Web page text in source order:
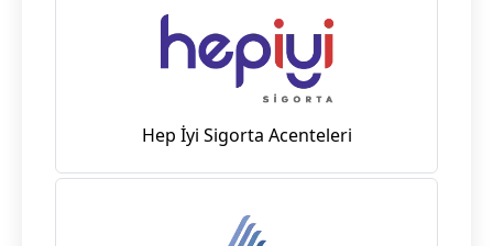
Hep İyi Sigorta Acenteleri